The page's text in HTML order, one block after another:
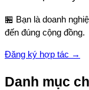
🏪 Bạn là doanh
đến đúng cộng đồng.
Đăng ký hợp tác →
Danh mục